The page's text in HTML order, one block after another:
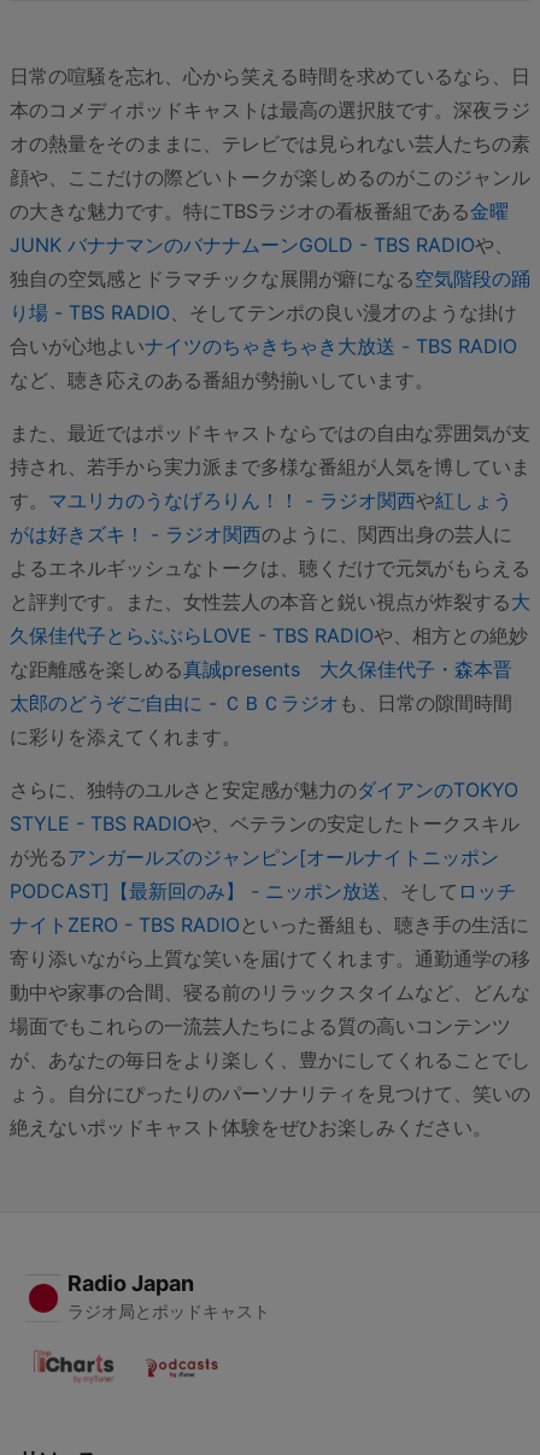
日常の喧騒を忘れ、心から笑える時間を求めているなら、日
本のコメディポッドキャストは最高の選択肢です。深夜ラジ
オの熱量をそのままに、テレビでは見られない芸人たちの素
顔や、ここだけの際どいトークが楽しめるのがこのジャンル
の大きな魅力です。特にTBSラジオの看板番組である金曜
JUNK バナナマンのバナナムーンGOLD - TBS RADIOや、
独自の空気感とドラマチックな展開が癖になる空気階段の踊
り場 - TBS RADIO、そしてテンポの良い漫才のような掛け
合いが心地よいナイツのちゃきちゃき大放送 - TBS RADIO
など、聴き応えのある番組が勢揃いしています。
また、最近ではポッドキャストならではの自由な雰囲気が支
持され、若手から実力派まで多様な番組が人気を博していま
す。 マユリカのうなげろりん！！ - ラジオ関西や紅しょう
がは好きズキ！ - ラジオ関西のように、関西出身の芸人に
よるエネルギッシュなトークは、聴くだけで元気がもらえる
と評判です。また、女性芸人の本音と鋭い視点が炸裂する大
久保佳代子とらぶぶらLOVE - TBS RADIOや、相方との絶妙
な距離感を楽しめる真誠presents 大久保佳代子・森本晋
太郎のどうぞご自由に - ＣＢＣラジオ も、日常の隙間時間
に彩りを添えてくれます。
さらに、独特のユルさと安定感が魅力のダイアンのTOKYO
STYLE - TBS RADIOや、ベテランの安定したトークスキル
が光るアンガールズのジャンピン[オールナイトニッポン
PODCAST]【最新回のみ】 - ニッポン放送 、そして ロッチ
ナイトZERO - TBS RADIO といった番組も、聴き手の生活に
寄り添いながら上質な笑いを届けてくれます。通勤通学の移
動中や家事の合間、寝る前のリラックスタイムなど、どんな
場面でもこれらの一流芸人たちによる質の高いコンテンツ
が、あなたの毎日をより楽しく、豊かにしてくれることでし
ょう。自分にぴったりのパーソナリティを見つけて、笑いの
絶えないポッドキャスト体験をぜひお楽しみください。
Radio Japan
ラジオ局とポッドキャスト